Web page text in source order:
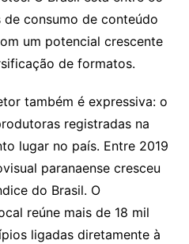
consumo de conteúdo
um potencial crescente
de formatos.
também é expressiva: o
registradas na
lugar no país. Entre 2019
paranaense cresceu
do Brasil. O
reúne mais de 18 mil
ligadas diretamente à